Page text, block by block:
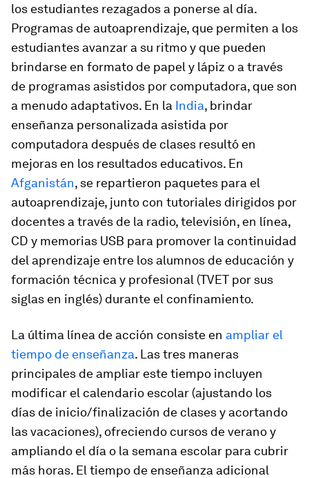
los estudiantes rezagados a ponerse al día.
Programas de autoaprendizaje, que permiten a los
estudiantes avanzar a su ritmo y que pueden
brindarse en formato de papel y lápiz o a través
de programas asistidos por computadora, que son
a menudo adaptativos. En la India, brindar
enseñanza personalizada asistida por
computadora después de clases resultó en
mejoras en los resultados educativos. En
Afganistán, se repartieron paquetes para el
autoaprendizaje, junto con tutoriales dirigidos por
docentes a través de la radio, televisión, en línea,
CD y memorias USB para promover la continuidad
del aprendizaje entre los alumnos de educación y
formación técnica y profesional (TVET por sus
siglas en inglés) durante el confinamiento.
La última línea de acción consiste en ampliar el
tiempo de enseñanza. Las tres maneras
principales de ampliar este tiempo incluyen
modificar el calendario escolar (ajustando los
días de inicio/finalización de clases y acortando
las vacaciones), ofreciendo cursos de verano y
ampliando el día o la semana escolar para cubrir
más horas. El tiempo de enseñanza adicional